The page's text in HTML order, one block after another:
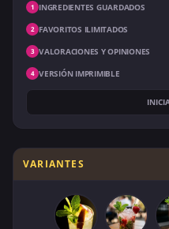
1 INGREDIENTES GUARDADOS
2 FAVORITOS ILIMITADOS
3 VALORACIONES Y OPINIONES
4 VERSIÓN IMPRIMIBLE
VARIANTES